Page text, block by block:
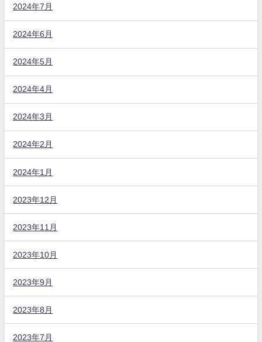
2024年7月
2024年6月
2024年5月
2024年4月
2024年3月
2024年2月
2024年1月
2023年12月
2023年11月
2023年10月
2023年9月
2023年8月
2023年7月